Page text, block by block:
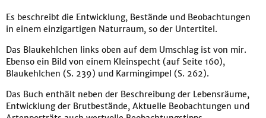
Es beschreibt die Entwicklung, Bestände und Beobachtungen
in einem einzigartigen Naturraum, so der Untertitel.
Das Blaukehlchen links oben auf dem Umschlag ist von mir.
Ebenso ein Bild von einem Kleinspecht (auf Seite 160),
Blaukehlchen (S. 239) und Karmingimpel (S. 262).
Das Buch enthält neben der Beschreibung der Lebensräume,
Entwicklung der Brutbestände, Aktuelle Beobachtungen und